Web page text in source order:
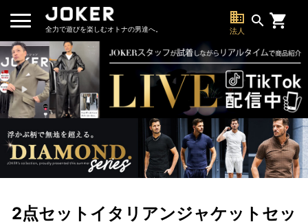
全力で遊びを楽しむオトナの男達へ。
business
法人
search
2点セットイタリアンジャケットセッ